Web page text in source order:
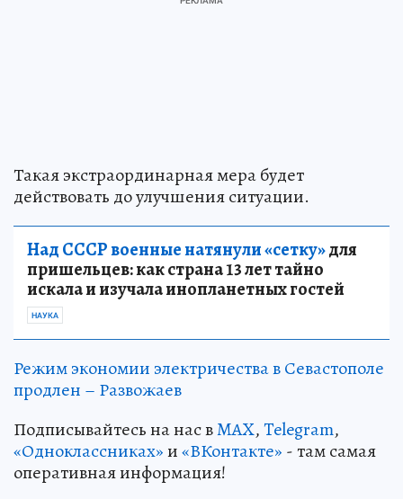
Такая экстраординарная мера будет
действовать до улучшения ситуации.
Над СССР военные натянули «сетку»для
пришельцев: как страна 13 лет тайно
искала и изучала инопланетных гостей
НАУКА
Режим экономии электричества в Севастополе
продлен – Развожаев
Подписывайтесь на нас вMAX,Telegram,
«Одноклассниках»и«ВКонтакте» - там самая
оперативная информация!